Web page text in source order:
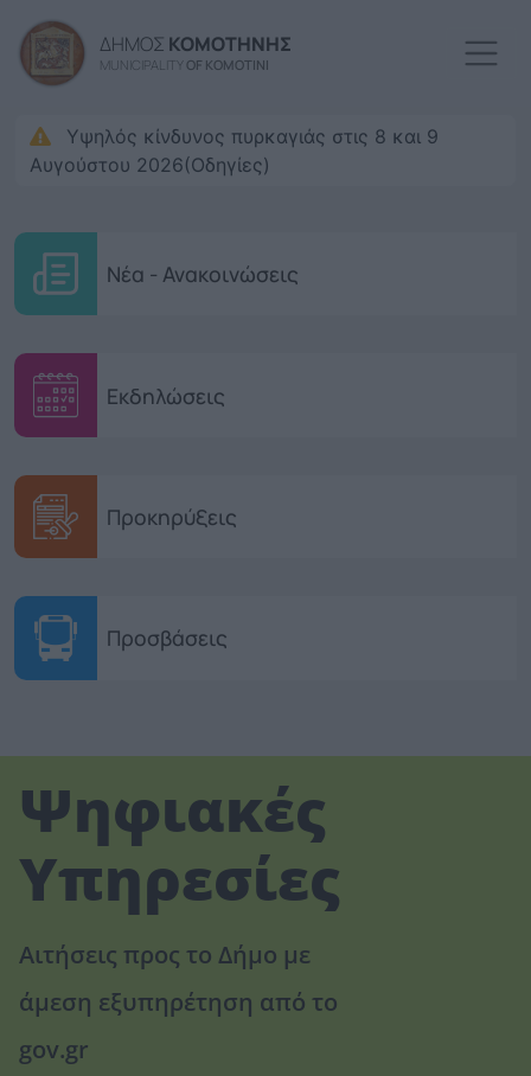
ΔΗΜΟΣ ΚΟΜΟΤΗΝΗΣ
MUNICIPALITY OF KOMOTINI
Υψηλός κίνδυνος πυρκαγιάς στις 8 και 9
Αυγούστου 2026(Οδηγίες)
Νέα - Ανακοινώσεις
Εκδηλώσεις
Προκηρύξεις
Προσβάσεις
Ψηφιακές
Υπηρεσίες
Αιτήσεις προς το Δήμο με
άμεση εξυπηρέτηση από το
gov.gr